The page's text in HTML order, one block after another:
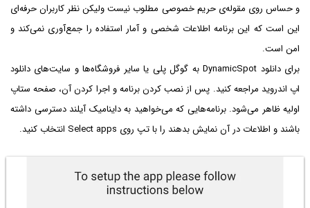
و حساس روی مقوله‌ی حریم خصوصی مطلوب نیست ولیکن نظر کاربران حرفه‌ای
این است که این برنامه اطلاعات شخصی و آمار استفاده را جمع‌آوری نمی‌کند و
امن است.
برای دانلود DynamicSpot به گوگل پلی یا سایر فروشگاه‌ها و سایت‌های دانلود
اپ اندروید مراجعه کنید. پس از نصب کردن برنامه و اجرا کردن آن، صفحه ستاپ
اولیه ظاهر می‌شود. برنامه‌هایی که می‌خواهید به داینامیک آیلند دسترسی داشته
باشند و اطلاعات در آن نمایش بدهند را با تپ روی Select apps انتخاب کنید.